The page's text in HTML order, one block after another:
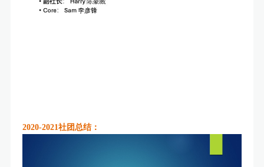
2020-2021社团总结：